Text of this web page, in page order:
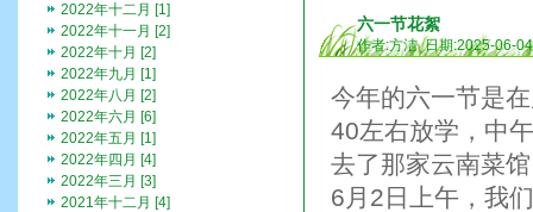
六一节花絮
作者:方洁 日期:2025-06-04
今年的六一节是
40左右放学，中
去了那家云南菜
6月2日上午，我
2022年十二月 [1]
2022年十一月 [2]
2022年十月 [2]
2022年九月 [1]
2022年八月 [2]
2022年六月 [6]
2022年五月 [1]
2022年四月 [4]
2022年三月 [3]
2021年十二月 [4]